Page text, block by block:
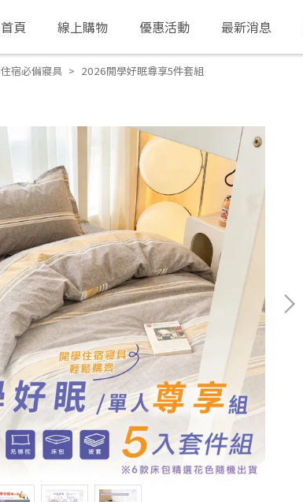
首頁 線上購物 優惠活動 最新消息
住宿必備寢具 2026開學好眠尊享5件套組